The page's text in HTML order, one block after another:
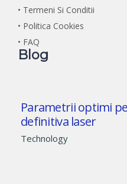
• Termeni Si Conditii
• Politica Cookies
• FAQ
Blog
Parametrii optimi
definitiva laser
Technology